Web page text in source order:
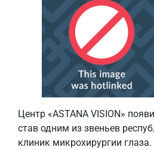
Центр «ASTANA VISION»
став одним из звеньев
клиник микрохирургии